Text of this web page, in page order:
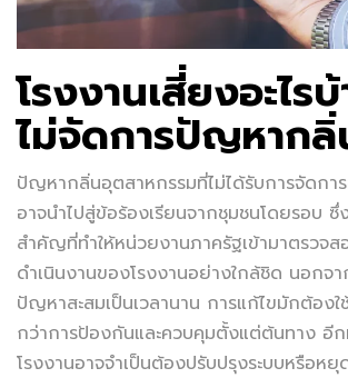
โรงงานเสี่ยงอะไร
ไม่จัดการปัญหาก
ปัญหากลิ่นอุตสาหกรรมที่ไม่ได้รับการจัดการ
อาจนำไปสู่ข้อร้องเรียนจากชุมชนโดยรอบ ซึ่
สำคัญที่ทำให้หน่วยงานภาครัฐเข้ามาตรวจ
ดำเนินงานของโรงงานอย่างใกล้ชิด นอกจ
ปัญหาสะสมเป็นเวลานาน การแก้ไขมักต้อง
กว่าการป้องกันและควบคุมตั้งแต่ต้นทาง อี
โรงงานอาจจำเป็นต้องปรับปรุงระบบหรือห